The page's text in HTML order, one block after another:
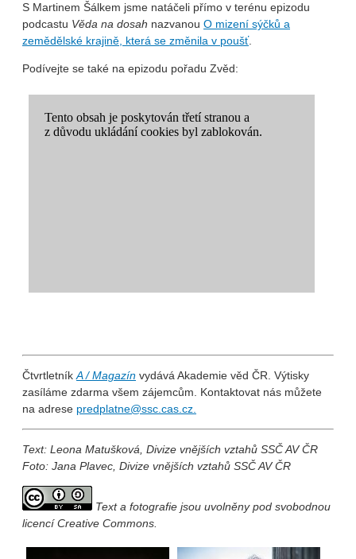
S Martinem Šálkem jsme natáčeli přímo v terénu epizodu
podcastu Věda na dosah nazvanou O mizení sýčků a
zemědělské krajině, která se změnila v poušť.
Podívejte se také na epizodu pořadu Zvěd:
ČtvrtletníkA / Magazín vydává Akademie věd ČR. Výtisky
zasíláme zdarma všem zájemcům. Kontaktovat nás můžete
na adrese predplatne@ssc.cas.cz.
Text: Leona Matušková, Divize vnějších vztahů SSČ AV ČR
Foto: Jana Plavec, Divize vnějších vztahů SSČ AV ČR
Text a fotografie jsou uvolněny pod svobodnou
licencí Creative Commons.